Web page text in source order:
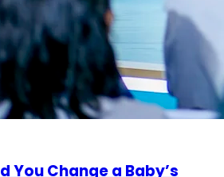
You Change a Baby’s